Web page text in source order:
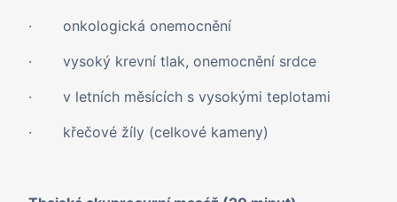
· onkologická onemocnění
· vysoký krevní tlak, onemocnění srdce
· v letních měsících s vysokými teplotami
· křečové žíly (celkové kameny)